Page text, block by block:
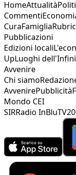
HomeAttualità
Commenti
CuraFamiglia
Pubblicazioni
Edizioni locali
UpLuoghi
Avvenire
Chi siamo
AvvenirePubblicità
Mondo CEI
SIRRadio InBlu